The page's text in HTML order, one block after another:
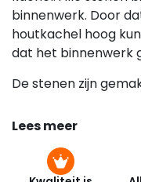
binnenwerk. Door
houtkachel hoog
dat het binnenwerk
De stenen zijn
Lees meer